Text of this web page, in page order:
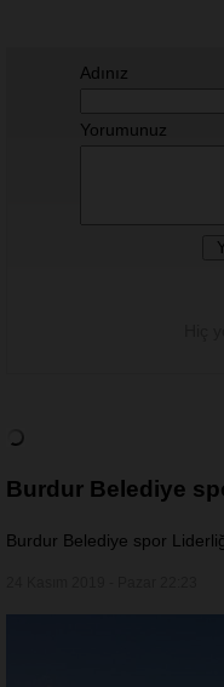
Adınız
Yorumunuz
Burdur Belediye
Burdur Belediye spor